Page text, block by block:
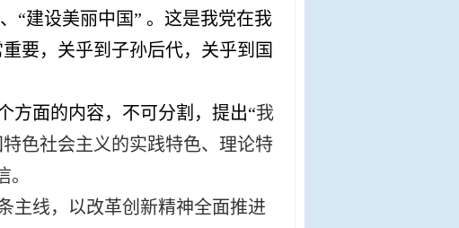
“建设美丽中国” 。这是我党在我
要，关乎到子孙后代，关乎到国
方面的内容，不可分割，提出“我
色社会主义的实践特色、理论特
主线，以改革创新精神全面推进